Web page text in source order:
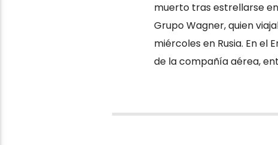
muerto tras estrellarse en
Grupo Wagner, quien
miércoles en Rusia. En el
de la compañía aérea,